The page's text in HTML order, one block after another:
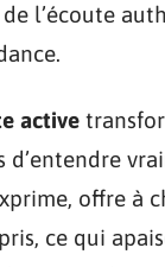
l’écoute
active
d’entendre
offre à
ce qui